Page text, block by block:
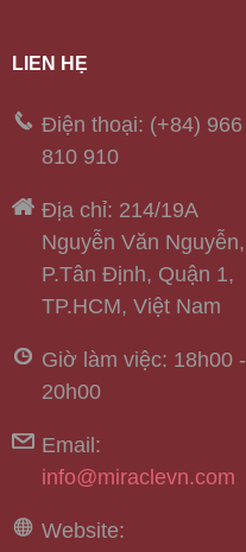
LIÊN HỆ
Điện thoại: (+84) 966
810 910
Địa chỉ: 214/19A
Nguyễn Văn Nguyễn,
P.Tân Định, Quận 1,
TP.HCM, Việt Nam
Giờ làm việc: 18h00 -
20h00
Email:
info@miraclevn.com
Website: